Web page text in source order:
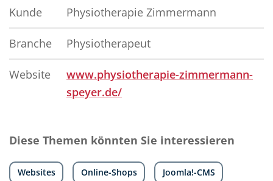
Kunde Physiotherapie Zimmermann
Branche Physiotherapeut
Website
www.physiotherapie-zimmermann-
speyer.de/
Diese Themen könnten Sie interessieren
Websites Online-Shops Joomla!-CMS